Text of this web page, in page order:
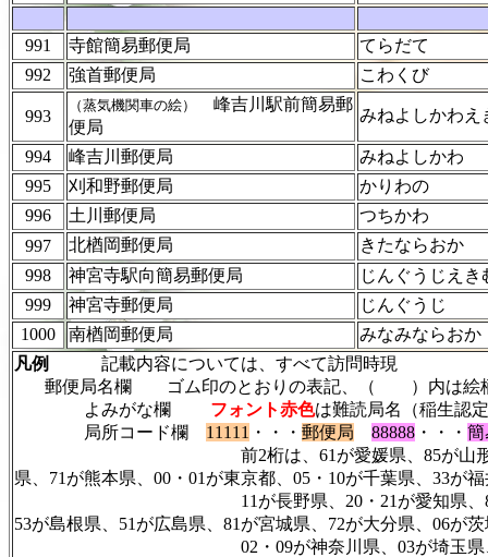
991 寺館簡易郵便局
てらだて
992
強首郵便局 こわくび
993
（蒸気機関車の絵）
峰吉川駅前簡易郵
便局
みねよしかわえ
994 峰吉川郵便局
みねよしかわ
995
刈和野郵便局
かりわの
996
土川郵便局
つちかわ
997
北楢岡郵便局
きたならおか
998
神宮寺駅向簡易郵便局
じんぐうじえき
999
神宮寺郵便局
じんぐうじ
1000
南楢岡郵便局
みなみならおか
凡例
記載内容については、すべて訪問時現
郵便局名欄 ゴム印のとおりの表記、（ ）内は絵柄
よみがな欄 フォント赤色は難読局名（稲生認
局所コード欄 11111 ・・・ 郵便局 88888 ・・・ 簡
前2桁は、61が愛媛県、85が山形県、23が静
県、71が熊本県、00・01が東京都、05・10が千葉県、33が
11が長野県、20・21が愛知県、83が岩手県、
53が島根県、51が広島県、81が宮城県、72が大分県、06が
02・09が神奈川県、03が埼玉県、86が秋田県